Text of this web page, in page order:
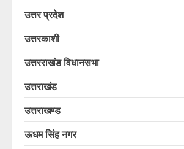
उत्तर प्रदेश
उत्तरकाशी
उत्तरराखंड विधानसभा
उत्तराखंड
उत्तराखण्ड
ऊधम सिंह नगर